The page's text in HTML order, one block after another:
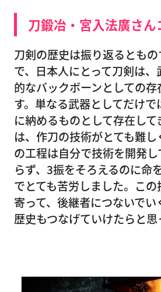
刀鍛冶・宮入法廣さん
刀剣の歴史は振り返るとも
で、日本人にとって刀剣は
的なバックボーンとしての存
す。単なる武器としてだけ
に納めるものとして存在し
は、作刀の技術がとても難
の工程は自分で技術を開発
らず、3振をそろえるのに命
でとても苦労しました。こ
寄って、後継者につないでい
歴史もつなげていけたらと思